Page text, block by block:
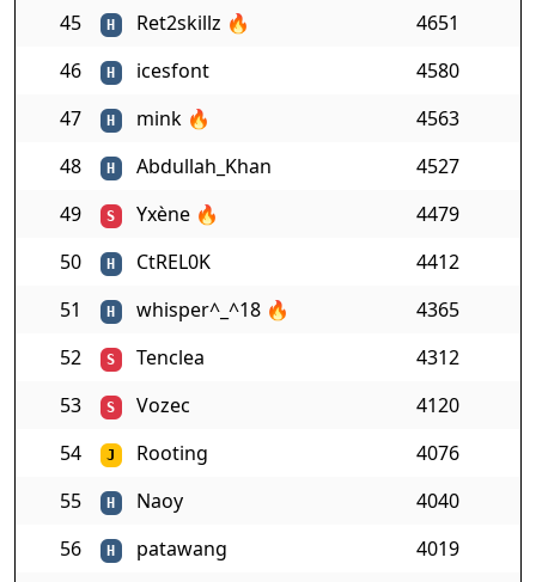
45
H Ret2skillz 🔥
4651
46
H icesfont
4580
47
H mink🔥
4563
48
H Abdullah_Khan
4527
49
S Yxène🔥
4479
50
H CtREL0K
4412
51
H whisper^_^18🔥
4365
52
S Tenclea
4312
53
S Vozec
4120
54
J Rooting
4076
55
H Naoy
4040
56
H patawang 4019